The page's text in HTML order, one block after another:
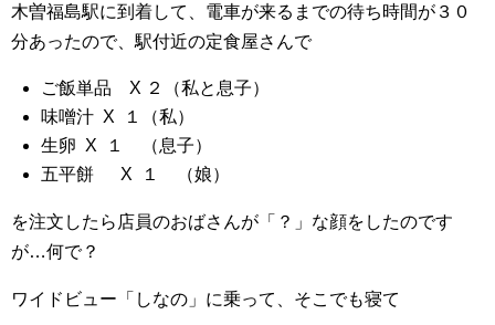
木曽福島駅に到着して、電車が来るまでの待ち時間が３０
分あったので、駅付近の定食屋さんで
ご飯単品 X ２（私と息子）
味噌汁 X １（私）
生卵 X １ （息子）
五平餅 X １ （娘）
を注文したら店員のおばさんが「？」な顔をしたのです
が…何で？
ワイドビュー「しなの」に乗って、そこでも寝て